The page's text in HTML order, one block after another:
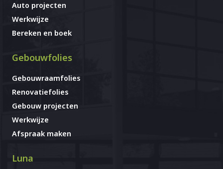
Auto projecten
Werkwijze
Bereken en boek
Gebouwfolies
Gebouwraamfolies
Renovatiefolies
Gebouw projecten
Werkwijze
Afspraak maken
Luna